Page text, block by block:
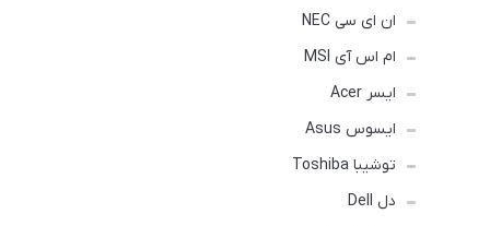
ان ای سی NEC
ام اس آی MSI
ایسر Acer
ایسوس Asus
توشیبا Toshiba
دل Dell